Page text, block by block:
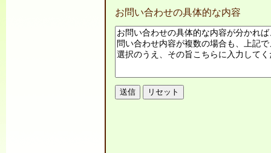
お問い合わせの具体的な内容